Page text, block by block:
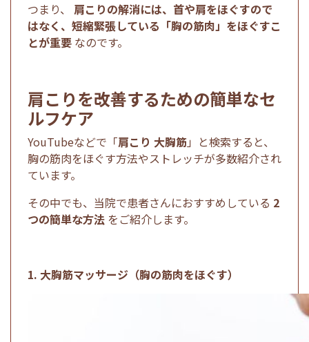
つまり、 肩こりの解消には、首や肩をほぐすので
はなく、短縮緊張している「胸の筋肉」をほぐすこ
とが重要 なのです。
肩こりを改善するための簡単なセ
ルフケア
YouTubeなどで「肩こり 大胸筋 」と検索すると、
胸の筋肉をほぐす方法やストレッチが多数紹介され
ています。
その中でも、当院で患者さんにおすすめしている 2
つの簡単な方法 をご紹介します。
1. 大胸筋マッサージ（胸の筋肉をほぐす）